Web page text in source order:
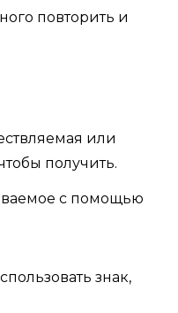
повторить и
или
получить.
с помощью
знак,